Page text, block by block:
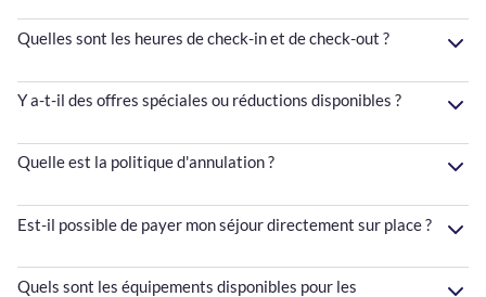
Quelles sont les heures de check-in et de check-out ?
Y a-t-il des offres spéciales ou réductions disponibles ?
Quelle est la politique d'annulation ?
Est-il possible de payer mon séjour directement sur place ?
Quels sont les équipements disponibles pour les